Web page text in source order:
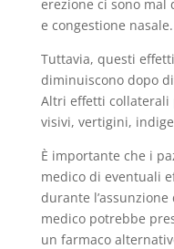
erezione ci sono mal
e congestione nasale.
Tuttavia, questi
diminuiscono dopo
Altri effetti collaterali
visivi, vertigini,
È importante che i
medico di eventuali
durante
medico potrebbe
un farmaco